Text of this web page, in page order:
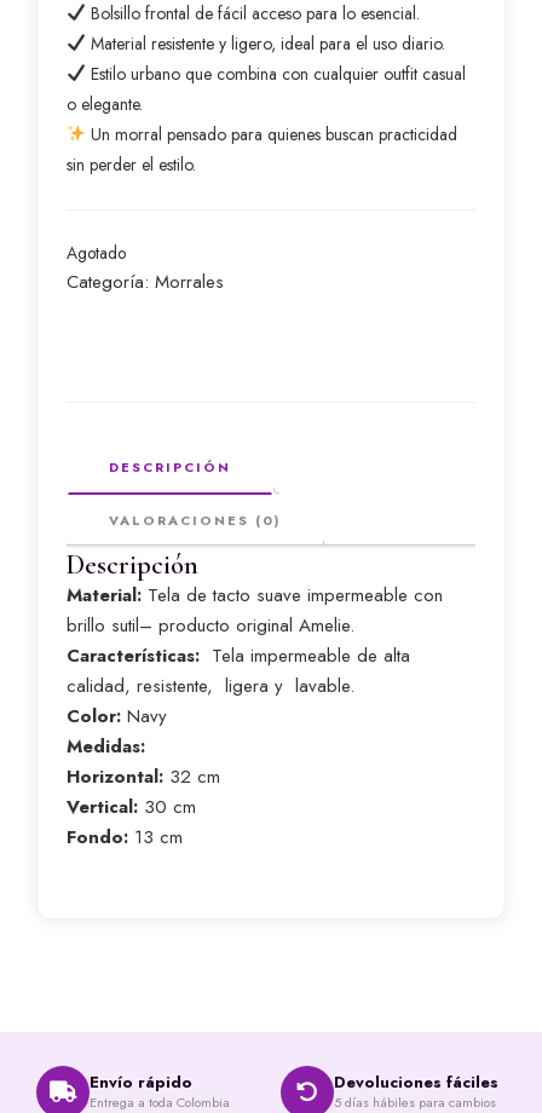
Bolsillo frontal de fácil acceso para lo esencial.
Material resistente y ligero, ideal para el uso diario.
Estilo urbano que combina con cualquier outfit casual
o elegante.
Un morral pensado para quienes buscan practicidad
sin perder el estilo.
Agotado
Categoría: Morrales
DESCRIPCIÓN
VALORACIONES (0)
Descripción
Material: Tela de tacto suave impermeable con
brillo sutil– producto original Amelie.
Características: Tela impermeable de alta
calidad, resistente, ligera y lavable.
Color: Navy
Medidas:
Horizontal: 32 cm
Vertical: 30 cm
Fondo: 13 cm
Envío rápido
Entrega a toda Colombia
Devoluciones fáciles
5 días hábiles para cambios